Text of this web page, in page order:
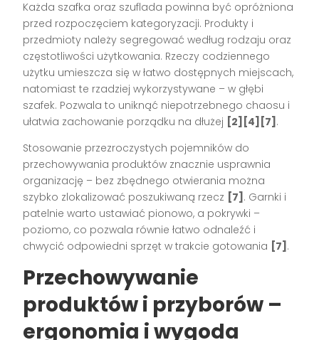
Każda szafka oraz szuflada powinna być opróżniona
przed rozpoczęciem kategoryzacji. Produkty i
przedmioty należy segregować według rodzaju oraz
częstotliwości użytkowania. Rzeczy codziennego
użytku umieszcza się w łatwo dostępnych miejscach,
natomiast te rzadziej wykorzystywane – w głębi
szafek. Pozwala to uniknąć niepotrzebnego chaosu i
ułatwia zachowanie porządku na dłużej [2][4][7] .
Stosowanie przezroczystych pojemników do
przechowywania produktów znacznie usprawnia
organizację – bez zbędnego otwierania można
szybko zlokalizować poszukiwaną rzecz [7] . Garnki i
patelnie warto ustawiać pionowo, a pokrywki –
poziomo, co pozwala równie łatwo odnaleźć i
chwycić odpowiedni sprzęt w trakcie gotowania [7] .
Przechowywanie
produktów i przyborów –
ergonomia i wygoda